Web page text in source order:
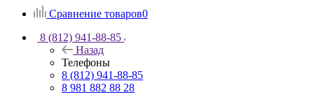
Сравнение товаров0
8 (812) 941-88-85
Назад
Телефоны
8 (812) 941-88-85
8 981 882 88 28